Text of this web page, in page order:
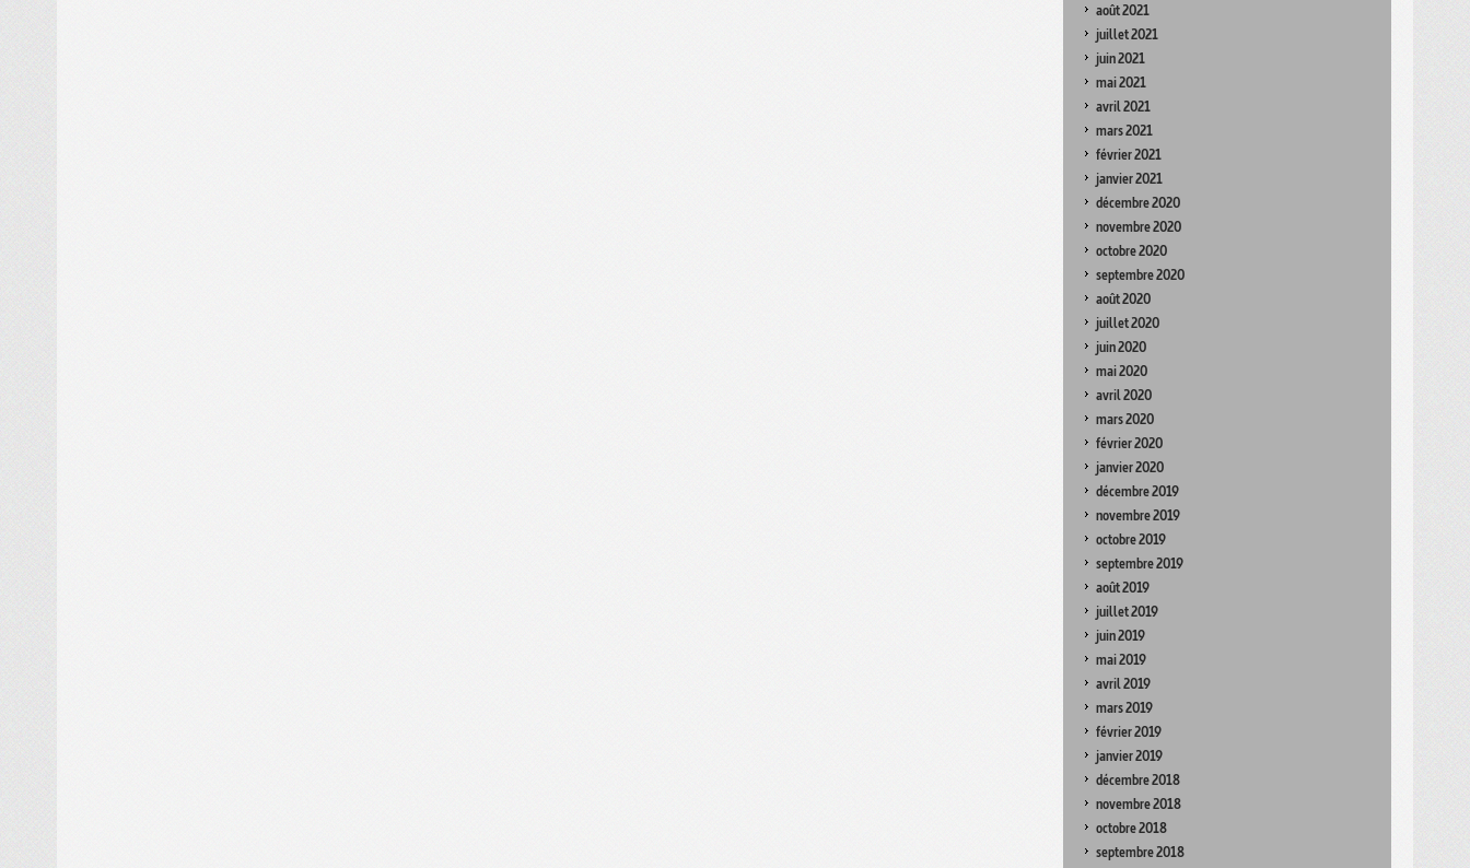
août 2021
juillet 2021
juin 2021
mai 2021
avril 2021
mars 2021
février 2021
janvier 2021
décembre 2020
novembre 2020
octobre 2020
septembre 2020
août 2020
juillet 2020
juin 2020
mai 2020
avril 2020
mars 2020
février 2020
janvier 2020
décembre 2019
novembre 2019
octobre 2019
septembre 2019
août 2019
juillet 2019
juin 2019
mai 2019
avril 2019
mars 2019
février 2019
janvier 2019
décembre 2018
novembre 2018
octobre 2018
septembre 2018